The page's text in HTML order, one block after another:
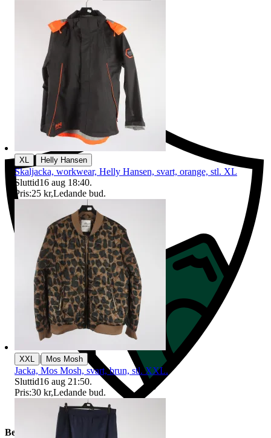
Ersättning om du inte får din vara
Beskrivning
XL Helly Hansen
Skaljacka, workwear, Helly Hansen, svart, orange, stl. XL
Sluttid16 aug 18:40.
Pris:25 kr,Ledande bud.
XXL | Mos Mosh
Jacka, Mos Mosh, svart, brun, stl. XXL.
Sluttid16 aug 21:50.
Pris:30 kr,Ledande bud.